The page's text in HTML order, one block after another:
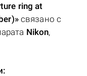
ring at
связано с
Nikon,